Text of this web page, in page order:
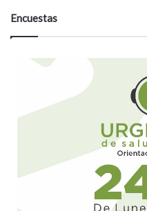
Encuestas